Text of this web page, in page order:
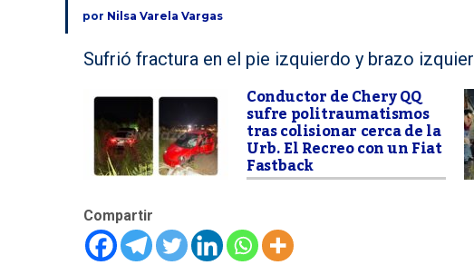
por Nilsa Varela Vargas
Sufrió fractura en el pie izquierdo y brazo
Conductor de Chery QQ
sufre politraumatismos
tras colisionar cerca de la
Urb. El Recreo con un Fiat
Fastback
Compartir